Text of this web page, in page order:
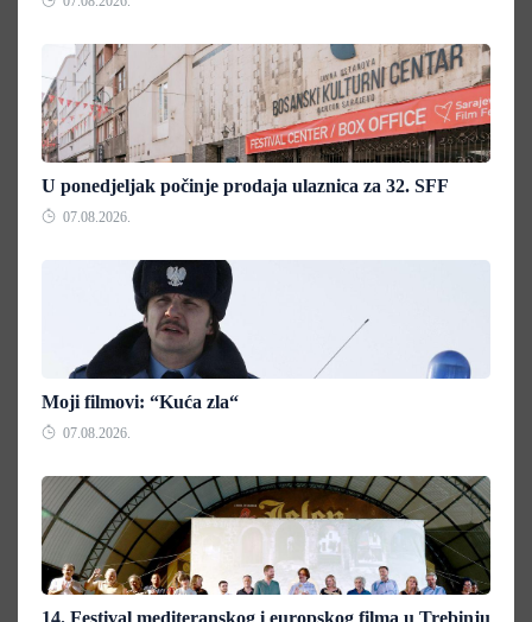
U ponedjeljak počinje prodaja ulaznica za 32. SFF
07.08.2026.
Moji filmovi: “Kuća zla“
07.08.2026.
14. Festival mediteranskog i europskog filma u Trebinju